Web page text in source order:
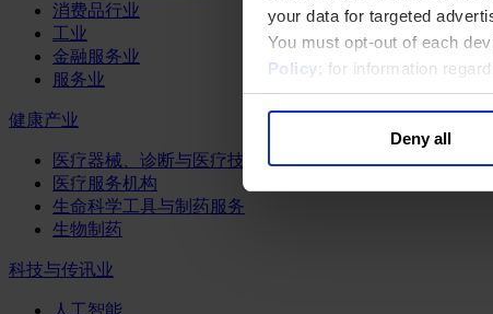
your data for targeted
You must opt-out of each
Policy; for information
Deny all
消费品行业
工业
金融服务业
服务业
健康产业
医疗器械、诊断与医疗技术
医疗服务机构
生命科学工具与制药服务
生物制药
科技与传讯业
人工智能